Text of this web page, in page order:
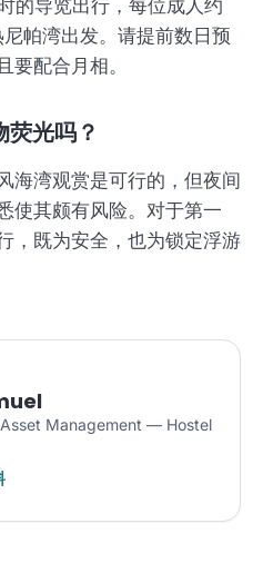
的导览出行，每位成人约
帕湾出发。请提前数日预
要配合月相。
光吗？
海湾观赏是可行的，但夜间
使其颇有风险。对于第一
，既为安全，也为锁定浮游
Management — Hostel